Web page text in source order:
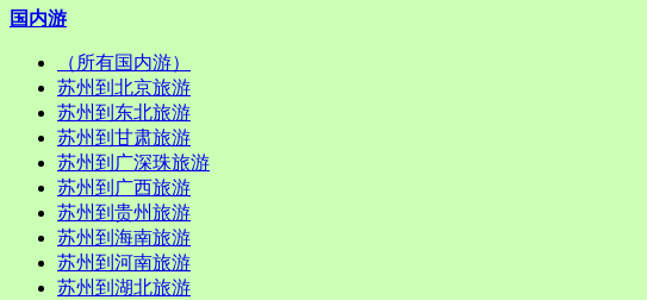
国内游
（所有国内游）
苏州到北京旅游
苏州到东北旅游
苏州到甘肃旅游
苏州到广深珠旅游
苏州到广西旅游
苏州到贵州旅游
苏州到海南旅游
苏州到河南旅游
苏州到湖北旅游